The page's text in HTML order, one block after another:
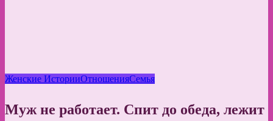
Женские ИсторииОтношенияСемья
Муж не работает. Спит до обеда, лежит